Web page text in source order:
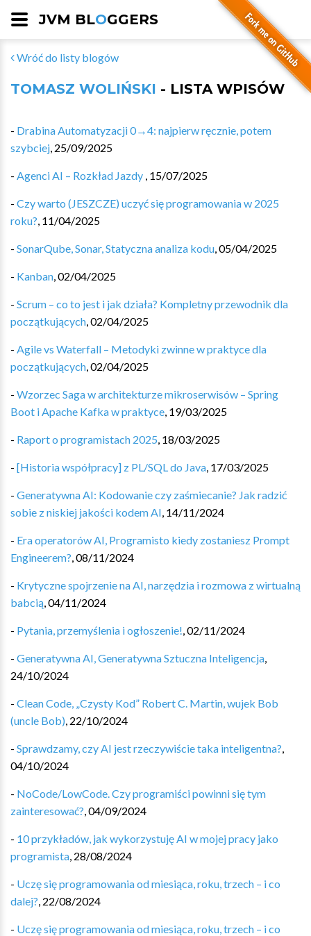
JVM BLOGGERS
Wróć do listy blogów
TOMASZ WOLIŃSKI - LISTA WPISÓW
- Drabina Automatyzacji 0→4: najpierw ręcznie, potem
szybciej, 25/09/2025
- Agenci AI – Rozkład Jazdy , 15/07/2025
- Czy warto (JESZCZE) uczyć się programowania w 2025
roku?, 11/04/2025
- SonarQube, Sonar, Statyczna analiza kodu,05/04/2025
- Kanban,02/04/2025
- Scrum – co to jest i jak działa? Kompletny przewodnik dla
początkujących,02/04/2025
- Agile vs Waterfall – Metodyki zwinne w praktyce dla
początkujących,02/04/2025
- Wzorzec Saga w architekturze mikroserwisów – Spring
Boot i Apache Kafka w praktyce, 19/03/2025
- Raport o programistach 2025, 18/03/2025
- [Historia współpracy] z PL/SQL do Java, 17/03/2025
- Generatywna AI: Kodowanie czy zaśmiecanie? Jak radzić
sobie z niskiej jakości kodem AI, 14/11/2024
- Era operatorów AI, Programisto kiedy zostaniesz Prompt
Engineerem?,08/11/2024
- Krytyczne spojrzenie na AI, narzędzia i rozmowa z wirtualną
babcią,04/11/2024
- Pytania, przemyślenia i ogłoszenie!,02/11/2024
- Generatywna AI, Generatywna Sztuczna Inteligencja,
24/10/2024
- Clean Code, „Czysty Kod” Robert C. Martin, wujek Bob
(uncle Bob), 22/10/2024
- Sprawdzamy, czy AI jest rzeczywiście taka inteligentna?,
04/10/2024
- NoCode/LowCode. Czy programiści powinni się tym
zainteresować?,04/09/2024
- 10 przykładów, jak wykorzystuję AI w mojej pracy jako
programista, 28/08/2024
- Uczę się programowania od miesiąca, roku, trzech – i co
dalej?, 22/08/2024
- Uczę się programowania od miesiąca, roku, trzech – i co